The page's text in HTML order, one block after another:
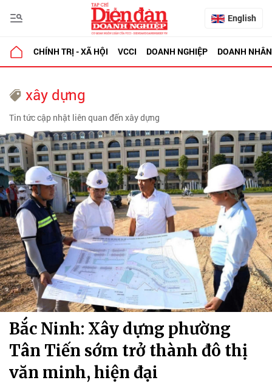
English
CHÍNH TRỊ - XÃ HỘI VCCI DOANH NGHIỆP DOANH NHÂN
xây dựng
Tin tức cập nhật liên quan đến xây dựng
Bắc Ninh: Xây dựng phường
Tân Tiến sớm trở thành đô thị
văn minh, hiện đại